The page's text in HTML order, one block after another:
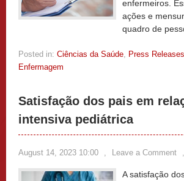
enfermeiros.
ações e
quadro de
Posted in: Ciências da Saúde, Press Releases
Enfermagem
Satisfação dos pais em
intensiva pediátrica
August 14, 2023 10:00 , Leave a Comment ,
A satisfação